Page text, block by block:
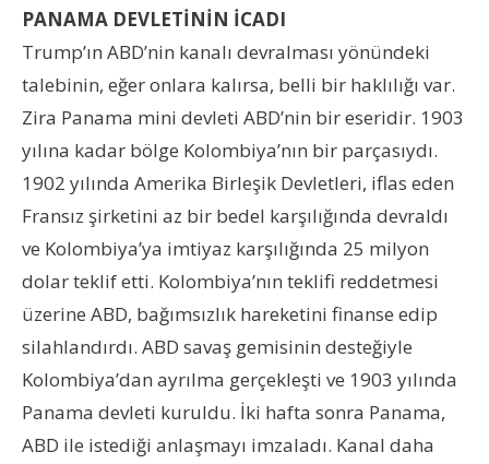
PANAMA DEVLETİNİN İCADI
Trump’ın ABD’nin kanalı devralması yönündeki
talebinin, eğer onlara kalırsa, belli bir haklılığı var.
Zira Panama mini devleti ABD’nin bir eseridir. 1903
yılına kadar bölge Kolombiya’nın bir parçasıydı.
1902 yılında Amerika Birleşik Devletleri, iflas eden
Fransız şirketini az bir bedel karşılığında devraldı
ve Kolombiya’ya imtiyaz karşılığında 25 milyon
dolar teklif etti. Kolombiya’nın teklifi reddetmesi
üzerine ABD, bağımsızlık hareketini finanse edip
silahlandırdı. ABD savaş gemisinin desteğiyle
Kolombiya’dan ayrılma gerçekleşti ve 1903 yılında
Panama devleti kuruldu. İki hafta sonra Panama,
ABD ile istediği anlaşmayı imzaladı. Kanal daha